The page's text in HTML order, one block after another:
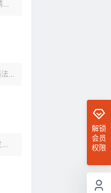
、
解锁
会员
权限